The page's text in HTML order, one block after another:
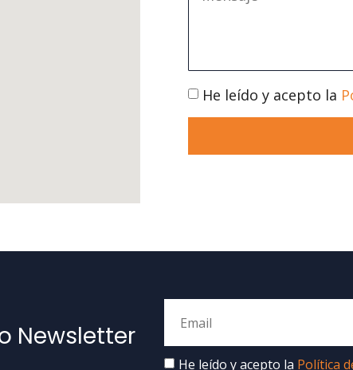
He leído y acepto la
Newsletter
He leído y acepto la Política